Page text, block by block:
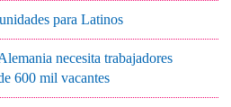
para Latinos
necesita trabajadores
600 mil vacantes